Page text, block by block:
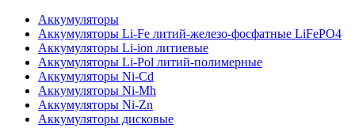
Аккумуляторы
Аккумуляторы Li-Fe литий-железо-фосфатные LiFePO4
Аккумуляторы Li-ion литиевые
Аккумуляторы Li-Pol литий-полимерные
Аккумуляторы Ni-Cd
Аккумуляторы Ni-Mh
Аккумуляторы Ni-Zn
Аккумуляторы дисковые